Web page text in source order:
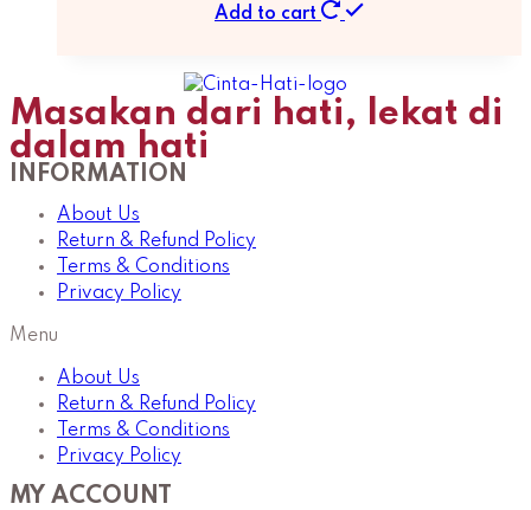
Add to cart
Masakan dari hati, lekat di
dalam hati
INFORMATION
About Us
Return & Refund Policy
Terms & Conditions
Privacy Policy
Menu
About Us
Return & Refund Policy
Terms & Conditions
Privacy Policy
MY ACCOUNT